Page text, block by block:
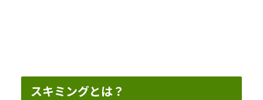
スキミングとは？